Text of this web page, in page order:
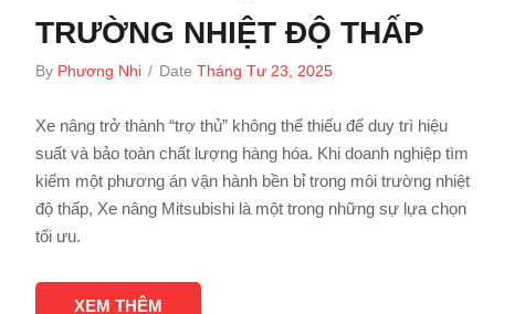
TRƯỜNG NHIỆT ĐỘ THẤP
By Phương Nhi / Date Tháng Tư 23, 2025
Xe nâng trở thành “trợ thủ” không thể thiếu để duy trì hiệu
suất và bảo toàn chất lượng hàng hóa. Khi doanh nghiệp tìm
kiếm một phương án vận hành bền bỉ trong môi trường nhiệt
độ thấp, Xe nâng Mitsubishi là một trong những sự lựa chọn
tối ưu.
XEM THÊM